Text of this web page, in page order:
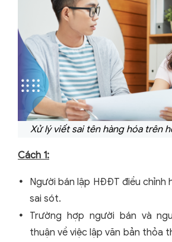
Xử lý viết sai tên hàng hóa trên
Cách 1:
Người bán lập HĐĐT điều chỉnh
sai sót.
Trường hợp người bán và
thuận về việc lập văn bản thỏa